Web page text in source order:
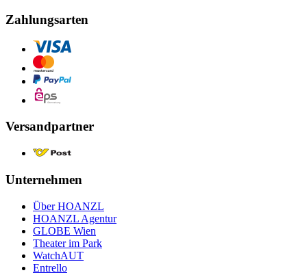
Zahlungsarten
Versandpartner
Unternehmen
Über HOANZL
HOANZL Agentur
GLOBE Wien
Theater im Park
WatchAUT
Entrello